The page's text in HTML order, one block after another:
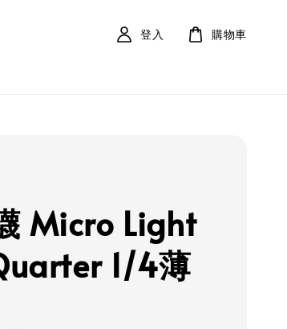
登入 購物車
Micro Light
1/4薄